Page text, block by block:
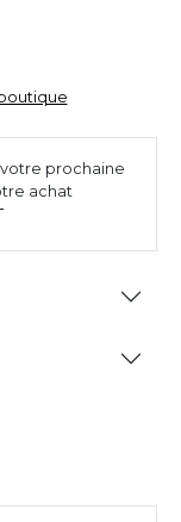
votre prochaine
achat